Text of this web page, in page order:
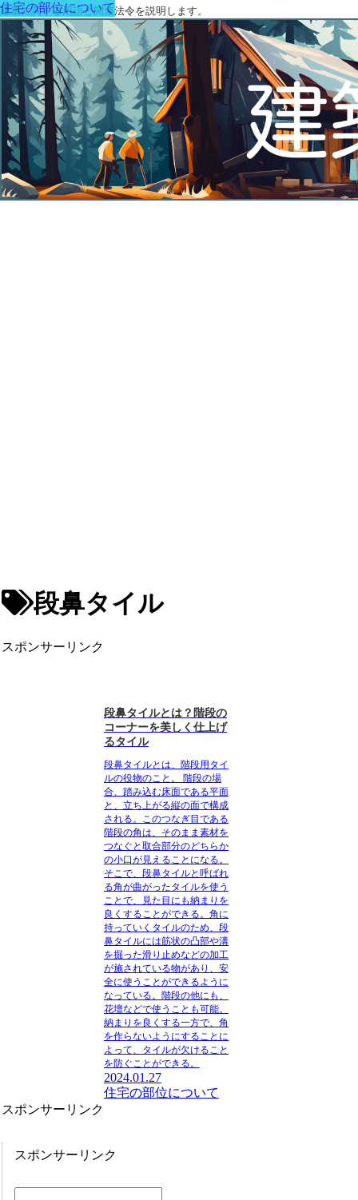
建築に関する用語と関連法令を説明します。
段鼻タイル
スポンサーリンク
住宅の部位について
段鼻タイルとは？階段の
コーナーを美しく仕上げ
るタイル
段鼻タイルとは、階段用タイ
ルの役物のこと。
階段の場
合、踏み込む床面である平面
と、立ち上がる縦の面で構成
される。このつなぎ目である
階段の角は、そのまま素材を
つなぐと取合部分のどちらか
の小口が見えることになる。
そこで、段鼻タイルと呼ばれ
る角が曲がったタイルを使う
ことで、見た目にも納まりを
良くすることができる。角に
持っていくタイルのため、段
鼻タイルには筋状の凸部や溝
を掘った滑り止めなどの加工
が施されている物があり、安
全に使うことができるように
なっている。階段の他にも、
花壇などで使うことも可能。
納まりを良くする一方で、角
を作らないようにすることに
よって、タイルが欠けること
を防ぐことができる。
2024.01.27
住宅の部位について
スポンサーリンク
スポンサーリンク